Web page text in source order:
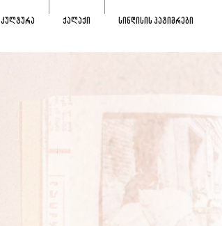
ᲙᲣᲚᲢᲣᲠᲐ ᲥᲐᲚᲐᲥᲘ ᲡᲘᲜᲓᲘᲡᲘᲡ ᲞᲐᲢᲘᲛᲠᲔᲑᲘ